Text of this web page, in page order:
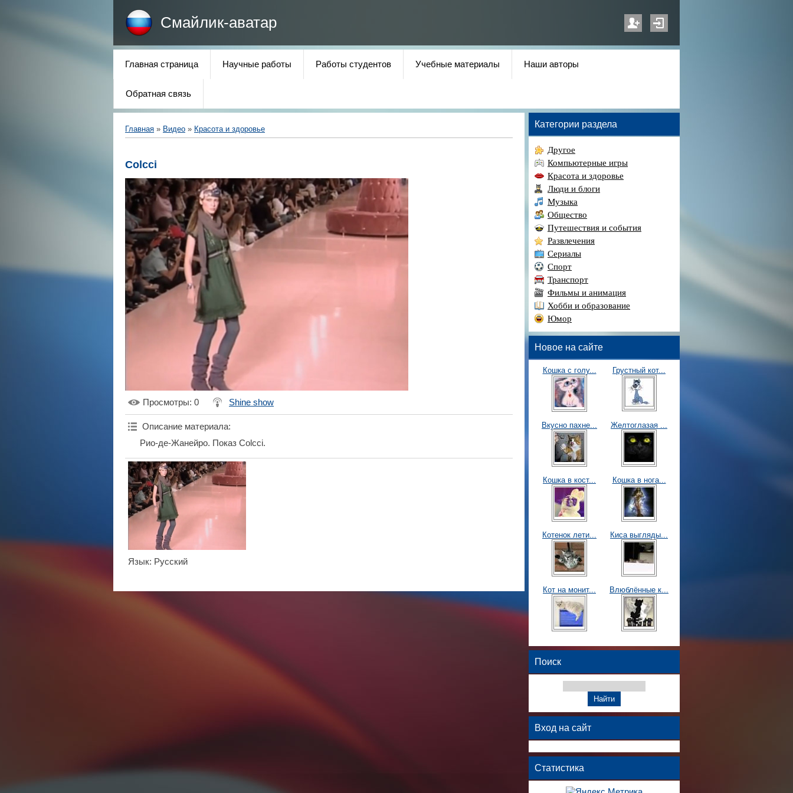
Смайлик-аватар
Главная страница Научные работы Работы студентов Учебные материалы Наши авторы
Обратная связь
Главная » Видео » Красота и здоровье
Colcci
Просмотры: 0 Shine show
Описание материала:
Рио-де-Жанейро. Показ Colcci.
Язык: Русский
Категории раздела
Другое
Компьютерные игры
Красота и здоровье
Люди и блоги
Музыка
Общество
Путешествия и события
Развлечения
Сериалы
Спорт
Транспорт
Фильмы и анимация
Хобби и образование
Юмор
Новое на сайте
Кошка с голу... Грустный кот...
Вкусно пахне... Желтоглазая ...
Кошка в кост... Кошка в нога...
Котенок лети... Киса выгляды...
Кот на монит... Влюблённые к...
Поиск
Вход на сайт
Статистика